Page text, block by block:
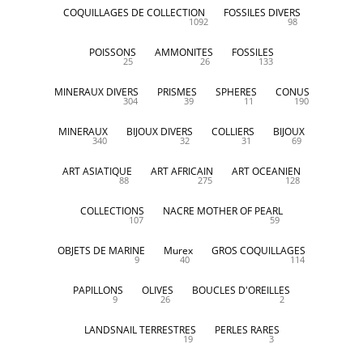
COQUILLAGES DE COLLECTION
1092
FOSSILES DIVERS
98
POISSONS
25
AMMONITES
26
FOSSILES
133
MINERAUX DIVERS
304
PRISMES
39
SPHERES
11
CONUS
190
MINERAUX
340
BIJOUX DIVERS
32
COLLIERS
31
BIJOUX
69
ART ASIATIQUE
88
ART AFRICAIN
275
ART OCEANIEN
128
COLLECTIONS
107
NACRE MOTHER OF PEARL
59
OBJETS DE MARINE
9
Murex
40
GROS COQUILLAGES
114
PAPILLONS
9
OLIVES
26
BOUCLES D'OREILLES
2
LANDSNAIL TERRESTRES
19
PERLES RARES
3